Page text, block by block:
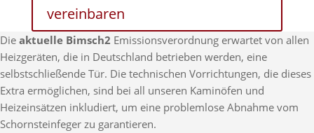
vereinbaren
Die aktuelle Bimsch2 Emissionsverordnung erwartet von allen
Heizgeräten, die in Deutschland betrieben werden, eine
selbstschließende Tür. Die technischen Vorrichtungen, die dieses
Extra ermöglichen, sind bei all unseren Kaminöfen und
Heizeinsätzen inkludiert, um eine problemlose Abnahme vom
Schornsteinfeger zu garantieren.